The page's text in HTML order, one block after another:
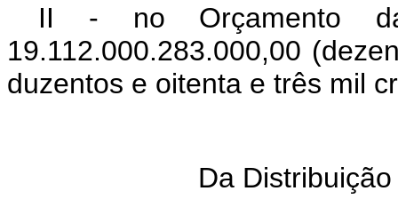
II - no Orçamento
19.112.000.283.000,00
duzentos e oitenta e três mil
Da Distribuição